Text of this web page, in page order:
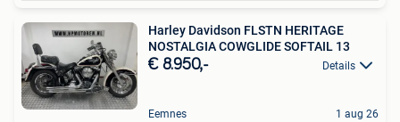
Harley Davidson FLSTN HERITAGE
NOSTALGIA COWGLIDE SOFTAIL 13
€ 8.950,- Details
Eemnes 1 aug 26